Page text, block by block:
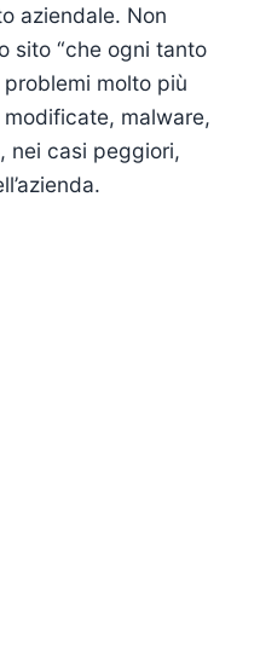
aziendale. Non
sito “che ogni tanto
molto più
malware,
nei casi peggiori,